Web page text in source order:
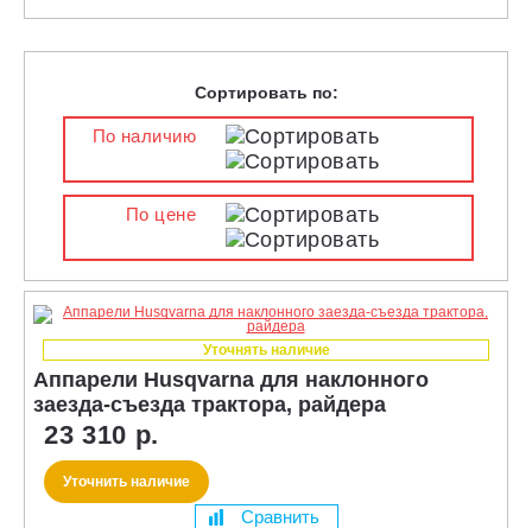
Сортировать по:
По наличию
По цене
Уточнять наличие
Аппарели Husqvarna для наклонного
заезда-съезда трактора, райдера
23 310 р.
Уточнить наличие
Сравнить